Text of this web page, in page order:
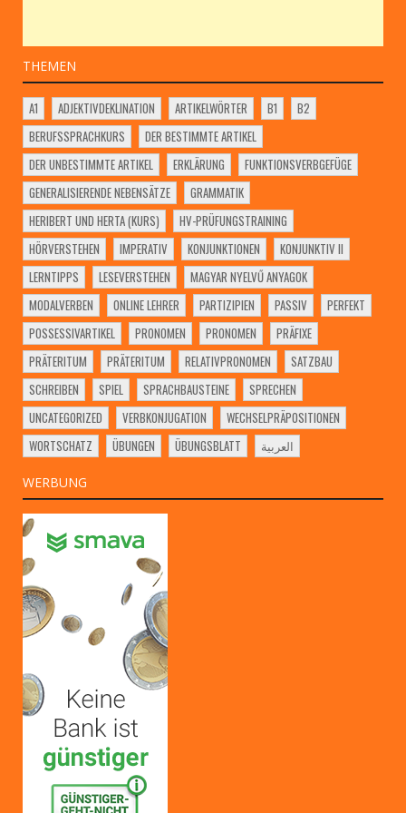
THEMEN
A1 ADJEKTIVDEKLINATION ARTIKELWÖRTER B1
B2
BERUFSSPRACHKURS
DER BESTIMMTE ARTIKEL
DER UNBESTIMMTE ARTIKEL
ERKLÄRUNG
FUNKTIONSVERBGEFÜGE
GENERALISIERENDE NEBENSÄTZE
GRAMMATIK
HERIBERT UND HERTA (KURS)
HV-PRÜFUNGSTRAINING
HÖRVERSTEHEN
IMPERATIV KONJUNKTIONEN
KONJUNKTIV II
LERNTIPPS
LESEVERSTEHEN
MAGYAR NYELVŰ ANYAGOK
MODALVERBEN
ONLINE LEHRER PARTIZIPIEN PASSIV
PERFEKT
POSSESSIVARTIKEL
PRONOMEN PRONOMEN
PRÄFIXE
PRÄTERITUM
PRÄTERITUM RELATIVPRONOMEN
SATZBAU
SCHREIBEN
SPIEL SPRACHBAUSTEINE
SPRECHEN
UNCATEGORIZED
VERBKONJUGATION
WECHSELPRÄPOSITIONEN
WORTSCHATZ
ÜBUNGEN ÜBUNGSBLATT العربية
WERBUNG